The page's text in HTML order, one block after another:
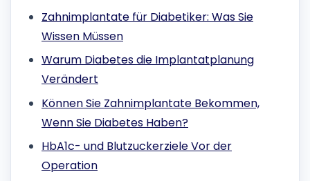
Zahnimplantate für Diabetiker: Was Sie
Wissen Müssen
Warum Diabetes die Implantatplanung
Verändert
Können Sie Zahnimplantate Bekommen,
Wenn Sie Diabetes Haben?
HbA1c- und Blutzuckerziele Vor der
Operation